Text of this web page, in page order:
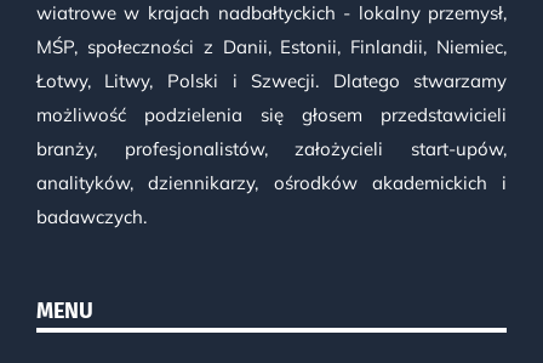
wiatrowe w krajach nadbałtyckich - lokalny przemysł,
MŚP, społeczności z Danii, Estonii, Finlandii, Niemiec,
Łotwy, Litwy, Polski i Szwecji. Dlatego stwarzamy
możliwość podzielenia się głosem przedstawicieli
branży, profesjonalistów, założycieli start-upów,
analityków, dziennikarzy, ośrodków akademickich i
badawczych.
MENU